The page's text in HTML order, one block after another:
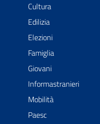
Cultura
Edilizia
Elezioni
Famiglia
Giovani
Informastranieri
Mobilità
Paesc